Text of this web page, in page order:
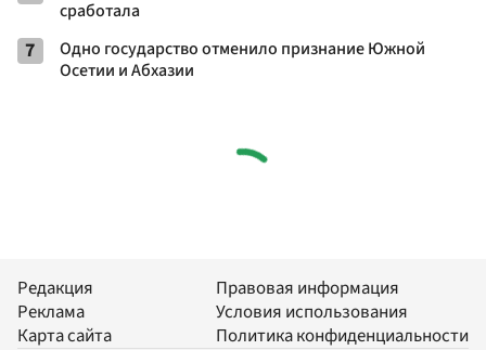
сработала
7
Одно государство отменило признание Южной
Осетии и Абхазии
Редакция
Реклама
Карта сайта
Правовая информация
Условия использования
Политика конфиденциальности